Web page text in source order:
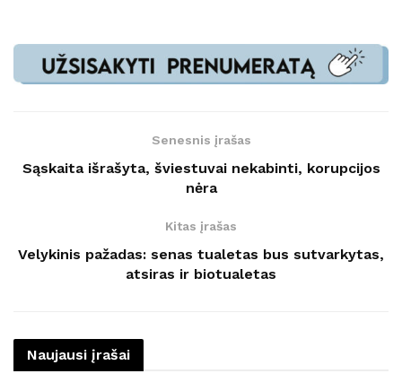
Senesnis įrašas
Sąskaita išrašyta, šviestuvai nekabinti, korupcijos
nėra
Kitas įrašas
Velykinis pažadas: senas tualetas bus sutvarkytas,
atsiras ir biotualetas
Naujausi įrašai